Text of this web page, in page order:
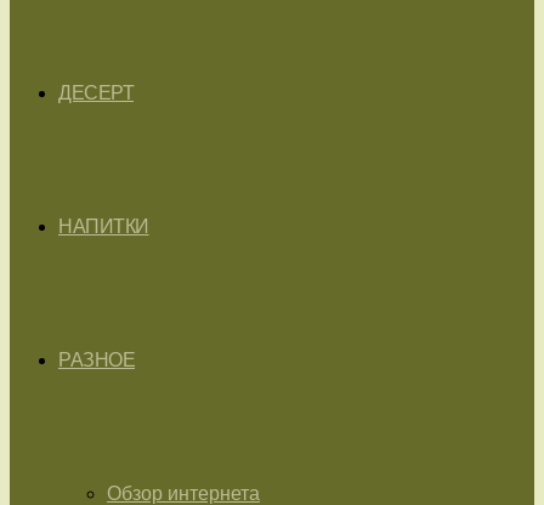
ДЕСЕРТ
НАПИТКИ
РАЗНОЕ
Обзор интернета